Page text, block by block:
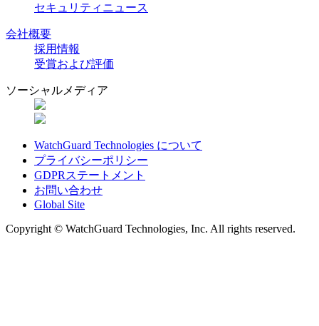
セキュリティニュース
会社概要
採用情報
受賞および評価
ソーシャルメディア
WatchGuard Technologies について
プライバシーポリシー
GDPRステートメント
お問い合わせ
Global Site
Copyright © WatchGuard Technologies, Inc. All rights reserved.